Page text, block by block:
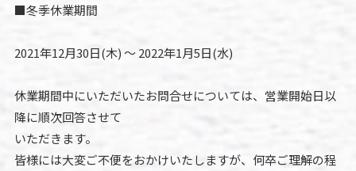
■冬季休業期間
2021年12月30日(木) ～ 2022年1月5日(水)
休業期間中にいただいたお問合せについては、営業開始日以
降に順次回答させて
いただきます。
皆様には大変ご不便をおかけいたしますが、何卒ご理解の程